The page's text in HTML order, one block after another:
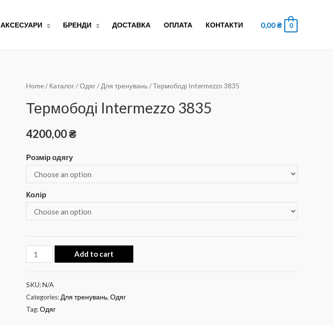
АКСЕСУАРИ БРЕНДИ ДОСТАВКА ОПЛАТА КОНТАКТИ 0,00₴ 0
Home/ Каталог/Одяг/ Для тренувань/ Термободі Intermezzo 3835
Термободі Intermezzo 3835
4200,00₴
Розмір одягу
Колір
Add to cart
SKU:N/A
Categories: Для тренувань, Одяг
Tag:Одяг